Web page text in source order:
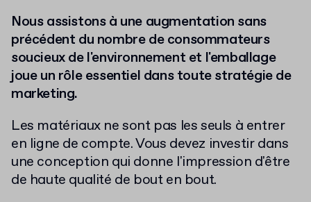
Nous assistons à une augmentation sans
précédent du nombre de consommateurs
soucieux de l'environnement et l'emballage
joue un rôle essentiel dans toute stratégie de
marketing.
Les matériaux ne sont pas les seuls à entrer
en ligne de compte. Vous devez investir dans
une conception qui donne l'impression d'être
de haute qualité de bout en bout.